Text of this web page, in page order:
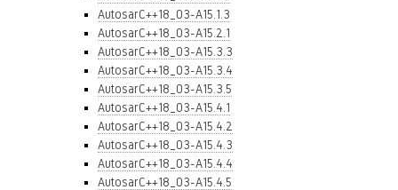
AutosarC++18_03-A15.1.3
AutosarC++18_03-A15.2.1
AutosarC++18_03-A15.3.3
AutosarC++18_03-A15.3.4
AutosarC++18_03-A15.3.5
AutosarC++18_03-A15.4.1
AutosarC++18_03-A15.4.2
AutosarC++18_03-A15.4.3
AutosarC++18_03-A15.4.4
AutosarC++18_03-A15.4.5